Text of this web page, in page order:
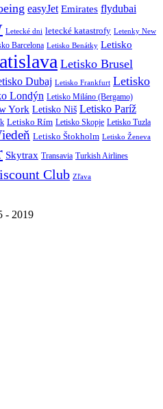
easyJet Emirates flydubai
Letecké dni letecké katastrofy Letenky New
Barcelona Letisko Benátky Letisko
Letisko Brusel
Dubaj Letisko Frankfurt Letisko
Londýn Letisko Miláno (Bergamo)
York Letisko Niš Letisko Paríž
Letisko Rím Letisko Skopje Letisko Tuzla
Letisko Štokholm Letisko Ženeva
Skytrax Transavia Turkish Airlines
Club Zľava
- 2019